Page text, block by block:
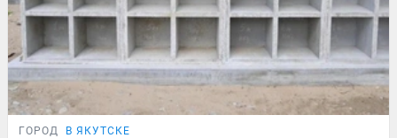
ГОРОД В ЯКУТСКЕ